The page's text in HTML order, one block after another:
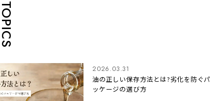
2026.03.31
油の正しい保存方法とは?劣化を防ぐパ
ッケージの選び方